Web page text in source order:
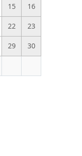
15 16
22 23
29 30